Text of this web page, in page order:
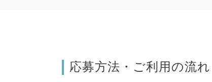
応募方法・ご利用の流れ